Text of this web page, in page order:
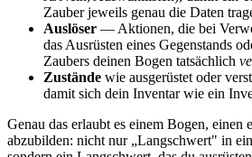
Zauber jeweils genau die Daten
Auslöser — Aktionen, die bei
das Ausrüsten eines Gegenstands
Zaubers deinen Bogen tatsächlich
Zustände wie ausgerüstet oder
damit sich dein Inventar wie ein
Genau das erlaubt es einem Bogen, einen
abzubilden: nicht nur „Langschwert" in